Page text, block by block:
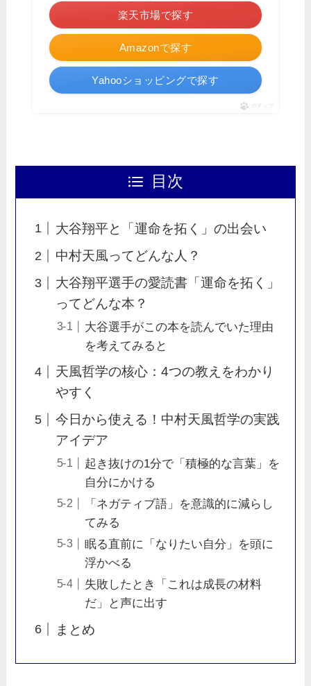
Amazonで探す
楽天市場で探す
Yahooショッピングで探す
ポチップ
目次
大谷翔平と「運命を拓く」の出会い
中村天風ってどんな人？
大谷翔平選手の愛読書「運命を拓く」
ってどんな本？
大谷選手がこの本を読んでいた理由
を考えてみると
天風哲学の核心：4つの教えをわかり
やすく
今日から使える！中村天風哲学の実践
アイデア
起き抜けの1分で「積極的な言葉」を
自分にかける
「ネガティブ語」を意識的に減らし
てみる
眠る直前に「なりたい自分」を頭に
浮かべる
失敗したとき「これは成長の材料
だ」と声に出す
まとめ